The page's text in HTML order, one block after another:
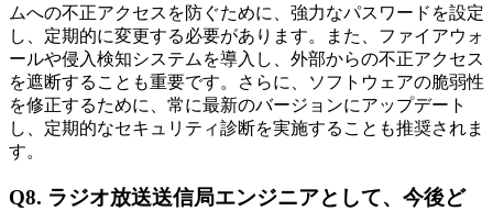
ムへの不正アクセスを防ぐために、強力なパスワードを設定
し、定期的に変更する必要があります。また、ファイアウォ
ールや侵入検知システムを導入し、外部からの不正アクセス
を遮断することも重要です。さらに、ソフトウェアの脆弱性
を修正するために、常に最新のバージョンにアップデート
し、定期的なセキュリティ診断を実施することも推奨されま
す。
Q8. ラジオ放送送信局エンジニアとして、今後ど